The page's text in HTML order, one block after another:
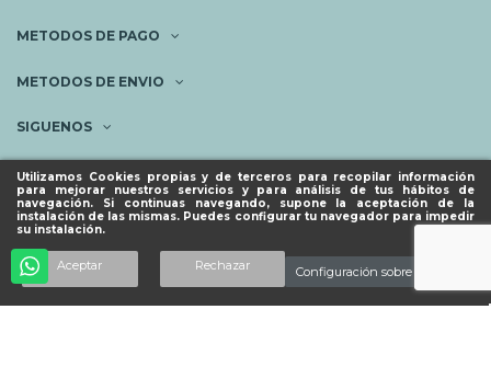
Utilizamos Cookies propias y de terceros para recopilar información
para mejorar nuestros servicios y para análisis de tus hábitos de
navegación. Si continuas navegando, supone la aceptación de la
instalación de las mismas. Puedes configurar tu navegador para impedir
su instalación.
Aceptar Rechazar Configuración sobre cookies
METODOS DE PAGO
METODOS DE ENVIO
SIGUENOS
NEWSLETTER